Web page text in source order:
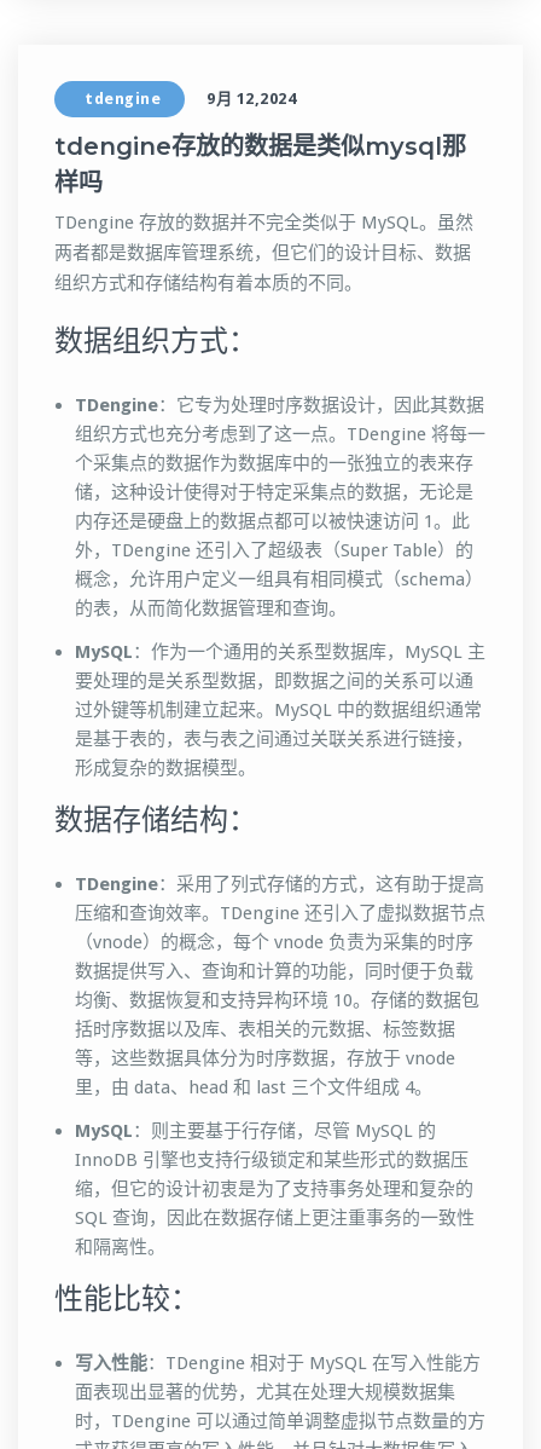
tdengine 9月 12,2024
tdengine存放的数据是类似mysql那
样吗
TDengine 存放的数据并不完全类似于 MySQL。虽然
两者都是数据库管理系统，但它们的设计目标、数据
组织方式和存储结构有着本质的不同。
数据组织方式：
TDengine：它专为处理时序数据设计，因此其数据
组织方式也充分考虑到了这一点。TDengine 将每一
个采集点的数据作为数据库中的一张独立的表来存
储，这种设计使得对于特定采集点的数据，无论是
内存还是硬盘上的数据点都可以被快速访问 1。此
外，TDengine 还引入了超级表（Super Table）的
概念，允许用户定义一组具有相同模式（schema）
的表，从而简化数据管理和查询。
MySQL：作为一个通用的关系型数据库，MySQL 主
要处理的是关系型数据，即数据之间的关系可以通
过外键等机制建立起来。MySQL 中的数据组织通常
是基于表的，表与表之间通过关联关系进行链接，
形成复杂的数据模型。
数据存储结构：
TDengine：采用了列式存储的方式，这有助于提高
压缩和查询效率。TDengine 还引入了虚拟数据节点
（vnode）的概念，每个 vnode 负责为采集的时序
数据提供写入、查询和计算的功能，同时便于负载
均衡、数据恢复和支持异构环境 10。存储的数据包
括时序数据以及库、表相关的元数据、标签数据
等，这些数据具体分为时序数据，存放于 vnode
里，由 data、head 和 last 三个文件组成 4。
MySQL：则主要基于行存储，尽管 MySQL 的
InnoDB 引擎也支持行级锁定和某些形式的数据压
缩，但它的设计初衷是为了支持事务处理和复杂的
SQL 查询，因此在数据存储上更注重事务的一致性
和隔离性。
性能比较：
写入性能：TDengine 相对于 MySQL 在写入性能方
面表现出显著的优势，尤其在处理大规模数据集
时，TDengine 可以通过简单调整虚拟节点数量的方